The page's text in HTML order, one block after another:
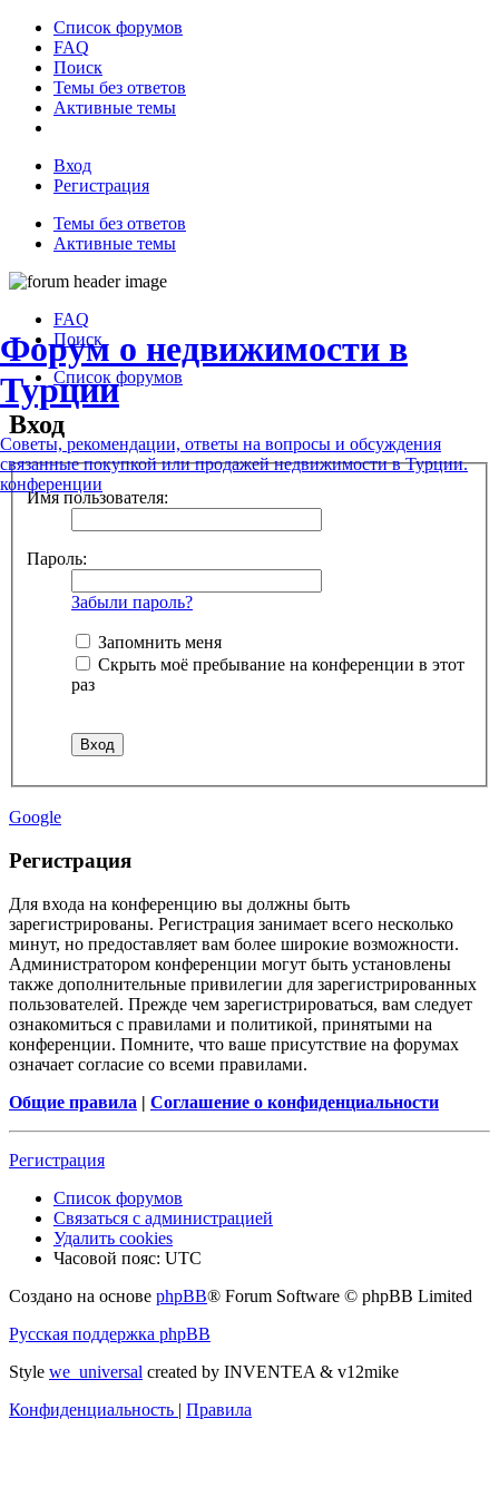
Список форумов
FAQ
Поиск
Темы без ответов
Активные темы
Вход
Регистрация
Темы без ответов
Активные темы
Форум о недвижимости в
Турции
Советы, рекомендации, ответы на вопросы и обсуждения
связанные покупкой или продажей недвижимости в Турции.
конференции
FAQ
Поиск
Список форумов
Вход
Имя пользователя:
Пароль:
Забыли пароль?
Запомнить меня
Скрыть моё пребывание на конференции в этот
раз
Google
Регистрация
Для входа на конференцию вы должны быть
зарегистрированы. Регистрация занимает всего несколько
минут, но предоставляет вам более широкие возможности.
Администратором конференции могут быть установлены
также дополнительные привилегии для зарегистрированных
пользователей. Прежде чем зарегистрироваться, вам следует
ознакомиться с правилами и политикой, принятыми на
конференции. Помните, что ваше присутствие на форумах
означает согласие со всеми правилами.
Общие правила | Соглашение о конфиденциальности
Регистрация
Список форумов
Связаться с администрацией
Удалить cookies
Часовой пояс: UTC
Создано на основе phpBB® Forum Software © phpBB Limited
Русская поддержка phpBB
Style we_universal created by INVENTEA & v12mike
Конфиденциальность | Правила